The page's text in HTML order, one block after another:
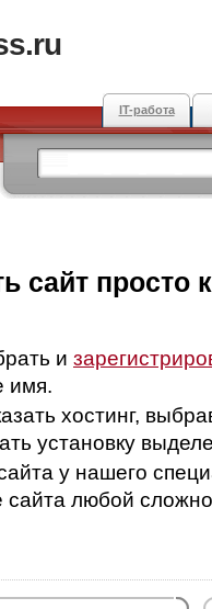
IT-работа
сайт просто
и
имя.
хостинг,
установку
у нашего
сайта любой